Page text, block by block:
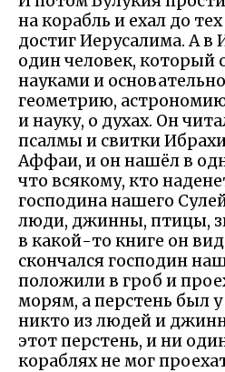
на корабль и ехал до
достиг Иерусалима. А в
один человек, который
науками и
геометрию,
и науку, о духах. Он
псалмы и свитки
Аффаи, и он нашёл в
что всякому, кто
господина нашего
люди, джинны, птицы,
в какой-то книге он
скончался господин
положили в гроб и
морям, а перстень был у
никто из людей и
этот перстень, и ни
кораблях не мог